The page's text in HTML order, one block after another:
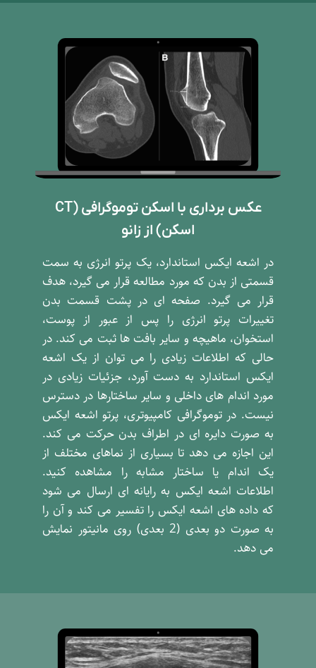
عکس برداری با اسکن توموگرافی (CT
اسکن) از زانو
در اشعه ایکس استاندارد، یک پرتو انرژی به سمت
قسمتی از بدن که مورد مطالعه قرار می گیرد، هدف
قرار می گیرد. صفحه ای در پشت قسمت بدن
تغییرات پرتو انرژی را پس از عبور از پوست،
استخوان، ماهیچه و سایر بافت ها ثبت می کند. در
حالی که اطلاعات زیادی را می توان از یک اشعه
ایکس استاندارد به دست آورد، جزئیات زیادی در
مورد اندام های داخلی و سایر ساختارها در دسترس
نیست. در توموگرافی کامپیوتری، پرتو اشعه ایکس
به صورت دایره ای در اطراف بدن حرکت می کند.
این اجازه می دهد تا بسیاری از نماهای مختلف از
یک اندام یا ساختار مشابه را مشاهده کنید.
اطلاعات اشعه ایکس به رایانه ای ارسال می شود
که داده های اشعه ایکس را تفسیر می کند و آن را
به صورت دو بعدی (2 بعدی) روی مانیتور نمایش
می دهد.